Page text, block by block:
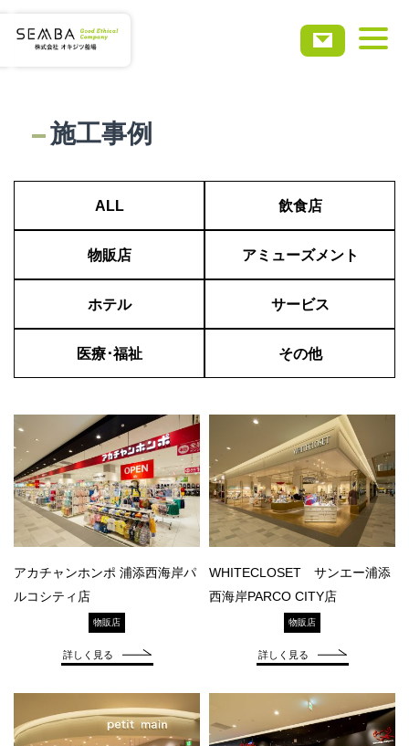
事業・サービス
実績事例
お知らせ
採用情報
施工事例
ALL 飲食店
物販店 アミューズメント
ホテル サービス
医療･福祉 その他
アカチャンホンポ 浦添西海岸パ
ルコシティ店
物販店
詳しく見る
WHITECLOSET サンエー浦添
西海岸PARCO CITY店
物販店
詳しく見る